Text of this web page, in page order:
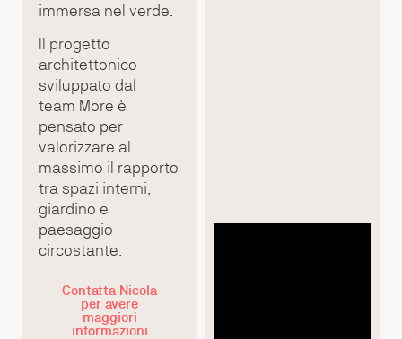
immersa nel verde.
Il progetto
architettonico
sviluppato dal
team More è
pensato per
valorizzare al
massimo il rapporto
tra spazi interni,
giardino e
paesaggio
circostante.
Contatta Nicola
per avere
maggiori
informazioni